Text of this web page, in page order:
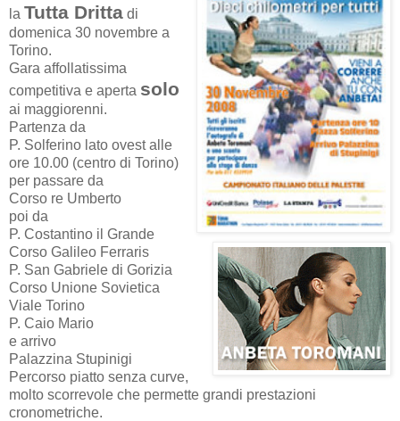
la Tutta Dritta di
domenica 30 novembre a
Torino.
Gara affollatissima
competitiva e aperta solo
ai maggiorenni.
Partenza da
P. Solferino lato ovest alle
ore 10.00 (centro di Torino)
per passare da
Corso re Umberto
poi da
P. Costantino il Grande
Corso Galileo Ferraris
P. San Gabriele di Gorizia
Corso Unione Sovietica
Viale Torino
P. Caio Mario
e arrivo
Palazzina Stupinigi
Percorso piatto senza curve,
molto scorrevole che permette grandi prestazioni
cronometriche.